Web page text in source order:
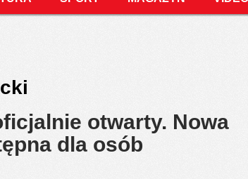
otwarty. Nowa
dla osób